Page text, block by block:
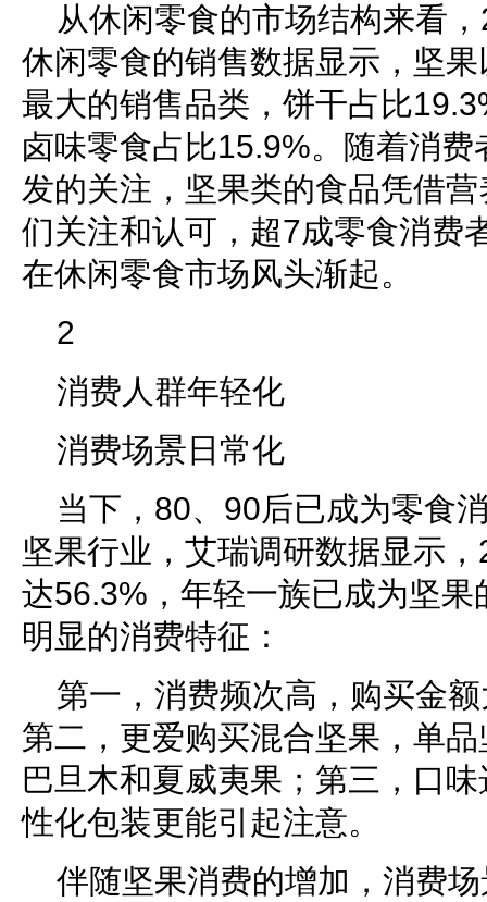
从休闲零食的市场结构来看
休闲零食的销售数据显示，坚
最大的销售品类，饼干占比
卤味零食占比15.9%。随着消
发的关注，坚果类的食品凭借
们关注和认可，超7成零食消费
在休闲零食市场风头渐起。
2
消费人群年轻化
消费场景日常化
当下，80、90后已成为零食
坚果行业，艾瑞调研数据显示
达56.3%，年轻一族已成为坚
明显的消费特征：
第一，消费频次高，购买金
第二，更爱购买混合坚果，单
巴旦木和夏威夷果；第三，口
性化包装更能引起注意。
伴随坚果消费的增加，消费